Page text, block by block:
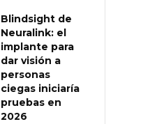
Blindsight de
Neuralink: el
implante para
dar visión a
personas
ciegas iniciaría
pruebas en
2026